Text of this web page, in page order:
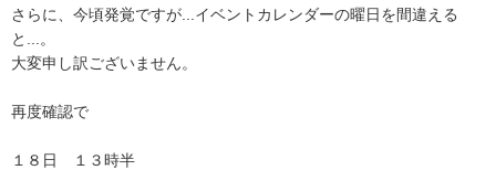
さらに、今頃発覚ですが...イベントカレンダーの曜日を間違える
と...。
大変申し訳ございません。
再度確認で
１８日 １３時半